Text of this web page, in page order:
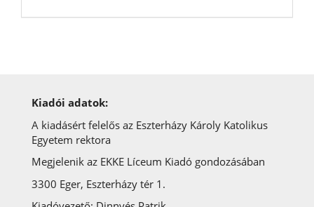
Kiadói adatok:
A kiadásért felelős az Eszterházy Károly Katolikus
Egyetem rektora
Megjelenik az EKKE Líceum Kiadó gondozásában
3300 Eger, Eszterházy tér 1.